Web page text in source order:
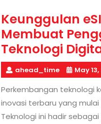
Keunggulan
Membuat
Teknologi
ahead_time May
Perkembangan teknologi
inovasi terbaru yang
Teknologi ini hadir